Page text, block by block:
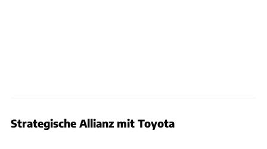
Strategische Allianz mit Toyota